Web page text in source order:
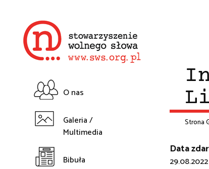
Główna
nawigacja
O nas
Galeria /
Multimedia
Bibuła
Strona
Data
29.08.2022